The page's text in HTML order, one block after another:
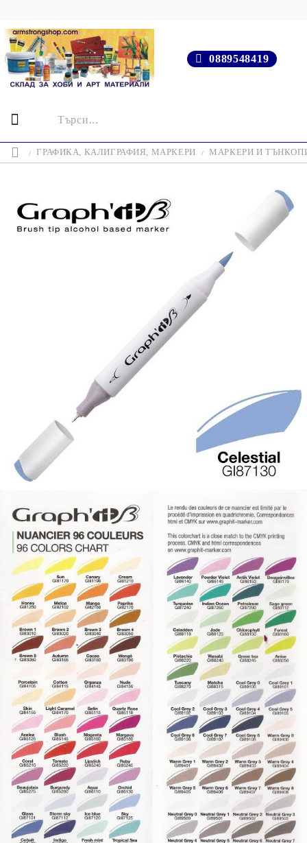
0889548419
ГРАФИКА, КАЛИГРАФИЯ, МАРКЕРИ МАРКЕРИ И
Tweet
7130 CELESTIAL - GRAPH IT
BRUSH MARKER - Двувърх
дизайн маркер ЧЕТКА